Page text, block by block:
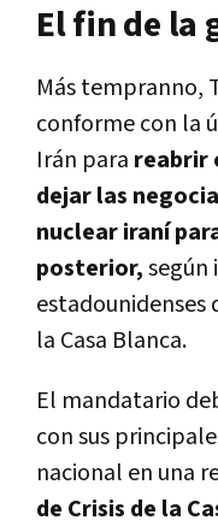
El fin de la
Más tempranno,
conforme con la
Irán para reabrir
dejar las
nuclear iraní
posterior,según
estadounidenses
la Casa Blanca.
El mandatario
con sus
nacional en una
de Crisis de la